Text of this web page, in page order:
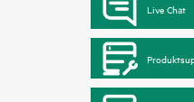
Live Chat